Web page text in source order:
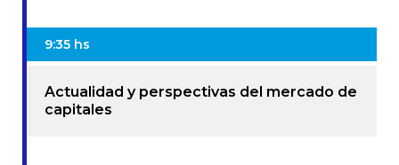
9:35 hs
Actualidad y perspectivas del mercado de
capitales